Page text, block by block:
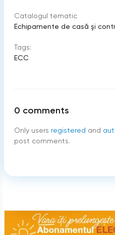
Catalogul tematic
Echipamente de casă şi
Tags:
ECC
0 comments
Only users registered and
post comments.